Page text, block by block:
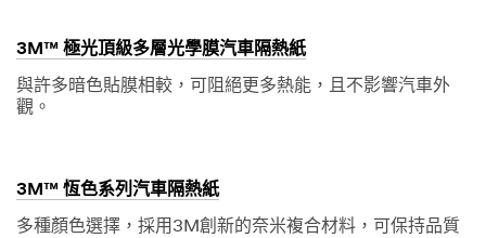
3M™ 極光頂級多層光學膜汽車隔熱紙
與許多暗色貼膜相較，可阻絕更多熱能，且不影響汽車外
觀。
3M™ 恆色系列汽車隔熱紙
多種顏色選擇，採用3M創新的奈米複合材料，可保持品質